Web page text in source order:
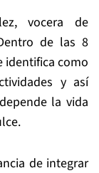
vocera de
de las 8
identifica como
y así
la vida
de integrar